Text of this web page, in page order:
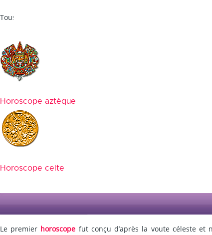
Tous les horoscopes
Horoscope aztèque
Horoscope celte
Le premier horoscope fut conçu d’après la voute céleste et